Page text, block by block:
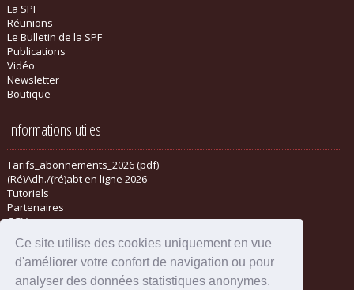
Ce site utilise des cookies uniquement en vue
d'améliorer votre confort de navigation ou pour
analyser des données statistiques anonymes.
La SPF
Réunions
Le Bulletin de la SPF
Publications
Vidéo
Newsletter
Boutique
Informations utiles
Tarifs_abonnements_2026 (pdf)
(Ré)Adh./(ré)abt en ligne 2026
Tutoriels
Partenaires
CGV